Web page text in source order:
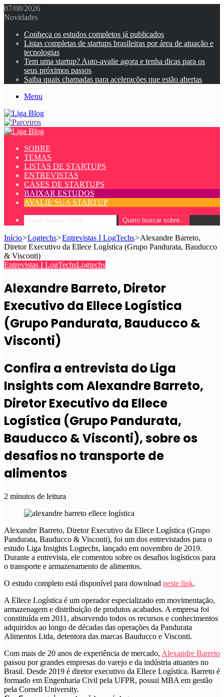
07/08/2026
Novidades
Conheça os estudos completos já publicados
Listas completas de startups brasileiras por área de atuação e
tecnologias
Tem uma startup? Auto-avalie agora e tenha dicas para os
seus próximos passos
Saiba quais chamadas para acelerações que estão abertas
Menu
SOBRE
TEMAS
LISTAS DE STARTUPS
ENTREVISTAS
CASES DE STARTUPS
BAIXAR ESTUDOS
AVALIE SUA STARTUP
Quero buscar sobre...
Início>Logtechs>Entrevistas I LogTechs>Alexandre Barreto,
Diretor Executivo da Ellece Logística (Grupo Pandurata, Bauducco
& Visconti)
Entrevistas I LogTechsLogtechs
Alexandre Barreto, Diretor
Executivo da Ellece Logística
(Grupo Pandurata, Bauducco &
Visconti)
Confira a entrevista do Liga
Insights com Alexandre Barreto,
Diretor Executivo da Ellece
Logística (Grupo Pandurata,
Bauducco & Visconti), sobre os
desafios no transporte de
alimentos
2 minutos de leitura
Alexandre Barreto, Diretor Executivo da Ellece Logística (Grupo
Pandurata, Bauducco & Visconti), foi um dos entrevistados para o
estudo Liga Insights Logtechs, lançado em novembro de 2019.
Durante a entrevista, ele comentou sobre os desafios logísticos para
o transporte e armazenamento de alimentos.
O estudo completo está disponível para download neste link.
A Ellece Logística é um operador especializado em movimentação,
armazenagem e distribuição de produtos acabados. A empresa foi
constituída em 2011, absorvendo todos os recursos e conhecimentos
adquiridos ao longo de décadas das operações da Pandurata
Alimentos Ltda, detentora das marcas Bauducco e Visconti.
Com mais de 20 anos de experiência de mercado, Alexandre Barreto
passou por grandes empresas do varejo e da indústria atuantes no
Brasil. Desde 2019 é diretor executivo da Ellece Logística. Barreto é
formado em Engenharia Civil pela UFPR, possui MBA em gestão
pela Cornell University.